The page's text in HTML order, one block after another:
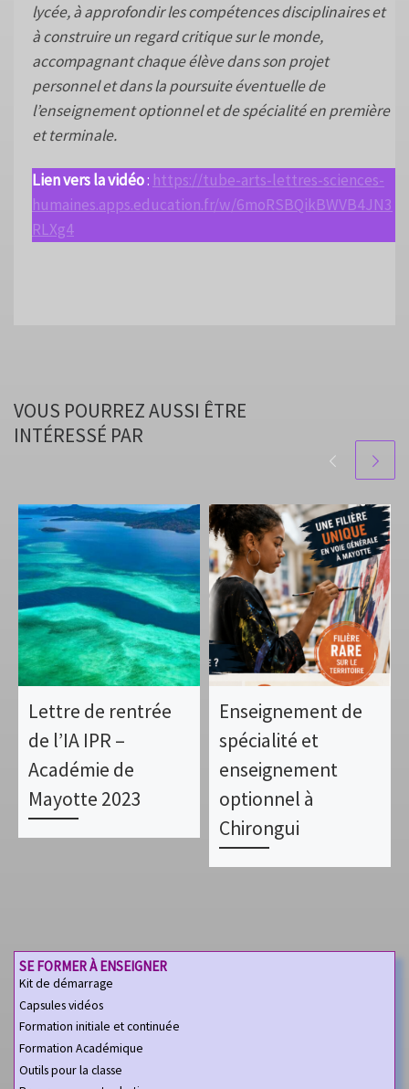
lycée, à approfondir les compétences disciplinaires et
à construire un regard critique sur le monde,
accompagnant chaque élève dans son projet
personnel et dans la poursuite éventuelle de
l’enseignement optionnel et de spécialité en première
et terminale.
Lien vers la vidéo: https://tube-arts-lettres-sciences-
humaines.apps.education.fr/w/6moRSBQikBWVB4JN3
RLXg4
VOUS POURREZ AUSSI ÊTRE
INTÉRESSÉ PAR
Lettre de rentrée
de l’IA IPR –
Académie de
Mayotte 2023
Enseignement de
spécialité et
enseignement
optionnel à
Chirongui
SE FORMER À ENSEIGNER
Kit de démarrage
Capsules vidéos
Formation initiale et continuée
Formation Académique
Outils pour la classe